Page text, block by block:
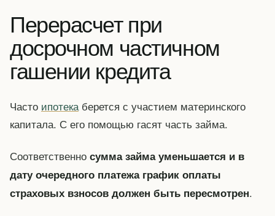
Перерасчет при
досрочном частичном
гашении кредита
Часто ипотекаберется с участием материнского
капитала. С его помощью гасят часть займа.
Соответственно сумма займа уменьшается и в
дату очередного платежа график оплаты
страховых взносов должен быть пересмотрен.